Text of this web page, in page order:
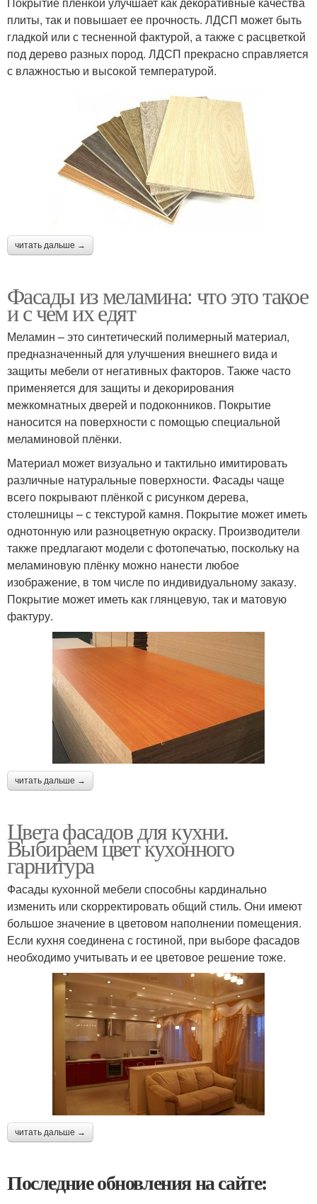
плиты, так и повышает ее прочность. ЛДСП может быть
гладкой или с тесненной фактурой, а также с расцветкой
под дерево разных пород. ЛДСП прекрасно справляется
с влажностью и высокой температурой.
читать дальше →
Фасады из меламина: что это такое
и с чем их едят
Меламин – это синтетический полимерный материал,
предназначенный для улучшения внешнего вида и
защиты мебели от негативных факторов. Также часто
применяется для защиты и декорирования
межкомнатных дверей и подоконников. Покрытие
наносится на поверхности с помощью специальной
меламиновой плёнки.
Материал может визуально и тактильно имитировать
различные натуральные поверхности. Фасады чаще
всего покрывают плёнкой с рисунком дерева,
столешницы – с текстурой камня. Покрытие может иметь
однотонную или разноцветную окраску. Производители
также предлагают модели с фотопечатью, поскольку на
меламиновую плёнку можно нанести любое
изображение, в том числе по индивидуальному заказу.
Покрытие может иметь как глянцевую, так и матовую
фактуру.
читать дальше →
Цвета фасадов для кухни.
Выбираем цвет кухонного
гарнитура
Фасады кухонной мебели способны кардинально
изменить или скорректировать общий стиль. Они имеют
большое значение в цветовом наполнении помещения.
Если кухня соединена с гостиной, при выборе фасадов
необходимо учитывать и ее цветовое решение тоже.
читать дальше →
Последние обновления на сайте: